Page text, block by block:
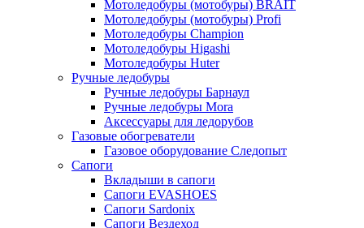
Мотоледобуры (мотобуры) BRAIT
Мотоледобуры (мотобуры) Profi
Мотоледобуры Champion
Мотоледобуры Higashi
Мотоледобуры Huter
Ручные ледобуры
Ручные ледобуры Барнаул
Ручные ледобуры Mora
Аксессуары для ледорубов
Газовые обогреватели
Газовое оборудование Следопыт
Сапоги
Вкладыши в сапоги
Сапоги EVASHOES
Сапоги Sardonix
Сапоги Вездеход